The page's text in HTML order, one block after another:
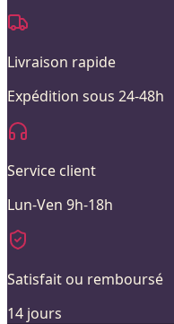
Livraison rapide
Expédition sous 24-48h
Service client
Lun-Ven 9h-18h
Satisfait ou remboursé
14 jours